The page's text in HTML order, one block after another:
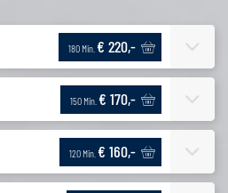
180 Min. € 220,-
150 Min. € 170,-
120 Min. € 160,-